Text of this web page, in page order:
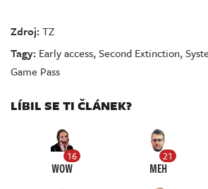
Zdroj:TZ
Tagy: Early access,Second Extinction,
Game Pass
LÍBIL SE TI ČLÁNEK?
16
WOW
21
MEH